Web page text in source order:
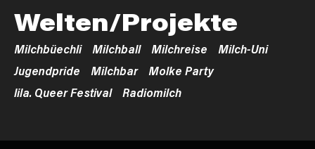
Welten/Projekte
Milchbüechli Milchball Milchreise
Milch-Uni
Jugendpride
Milchbar
Molke Party
lila. Queer Festival
Radiomilch